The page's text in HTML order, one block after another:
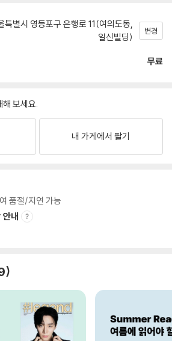
특별시 영등포구 은행로 11(여의도동,
일신빌딩)
변경
무료
보세요.
내 가게에서 팔기
품절/지연 가능
안내